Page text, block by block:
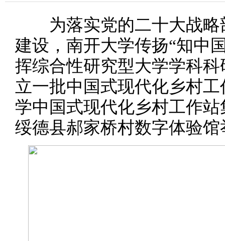
为落实党的二十大战略
建设，南开大学传扬“知中
挥综合性研究型大学学科
立一批中国式现代化乡村
学中国式现代化乡村工作
绥德县郝家桥村数字体验馆